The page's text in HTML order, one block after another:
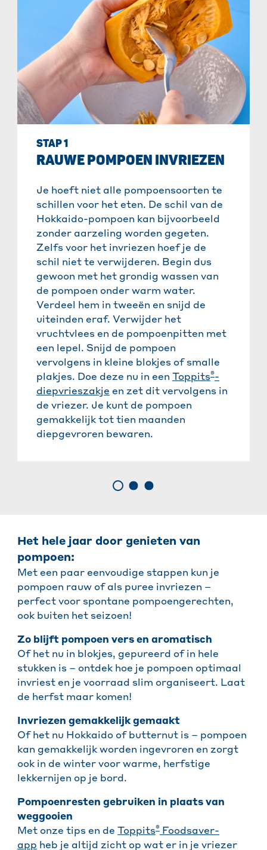
STAP 1
RAUWE POMPOEN INVRIEZEN
Je hoeft niet alle pompoensoorten te
schillen voor het eten. De schil van de
Hokkaido-pompoen kan bijvoorbeeld
zonder aarzeling worden gegeten.
Zelfs voor het invriezen hoef je de
schil niet te verwijderen. Begin dus
gewoon met het grondig wassen van
de pompoen onder warm water.
Verdeel hem in tweeën en snijd de
uiteinden eraf. Verwijder het
vruchtvlees en de pompoenpitten met
een lepel. Snijd de pompoen
vervolgens in kleine blokjes of smalle
plakjes. Doe deze nu in een
Toppits®-
diepvrieszakje en zet dit vervolgens in
de vriezer. Je kunt de pompoen
gemakkelijk tot tien maanden
diepgevroren bewaren.
Het hele jaar door genieten van
pompoen:
Met een paar eenvoudige stappen kun je
pompoen rauw of als puree invriezen –
perfect voor spontane pompoengerechten,
ook buiten het seizoen!
Zo blijft pompoen vers en aromatisch
Of het nu in blokjes, gepureerd of in hele
stukken is – ontdek hoe je pompoen optimaal
invriest en je voorraad slim organiseert. Laat
de herfst maar komen!
Invriezen gemakkelijk gemaakt
Of het nu Hokkaido of butternut is – pompoen
kan gemakkelijk worden ingevroren en zorgt
ook in de winter voor warme, herfstige
lekkernijen op je bord.
Pompoenresten gebruiken in plaats van
weggooien
Met onze tips en de
Toppits® Foodsaver-
app heb je altijd zicht op wat er in je vriezer